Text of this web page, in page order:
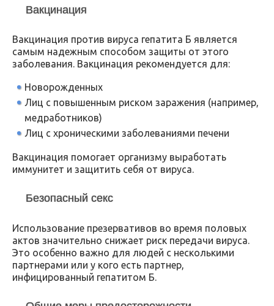
Вакцинация
Вакцинация против вируса гепатита Б является
самым надежным способом защиты от этого
заболевания. Вакцинация рекомендуется для:
Новорожденных
Лиц с повышенным риском заражения (например,
медработников)
Лиц с хроническими заболеваниями печени
Вакцинация помогает организму выработать
иммунитет и защитить себя от вируса.
Безопасный секс
Использование презервативов во время половых
актов значительно снижает риск передачи вируса.
Это особенно важно для людей с несколькими
партнерами или у кого есть партнер,
инфицированный гепатитом Б.